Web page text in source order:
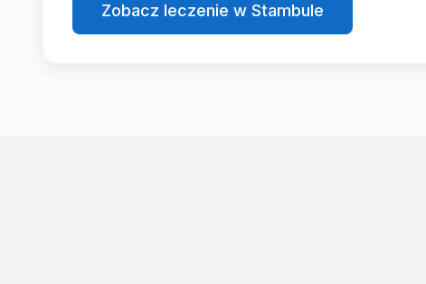
Zobacz leczenie w Stambule